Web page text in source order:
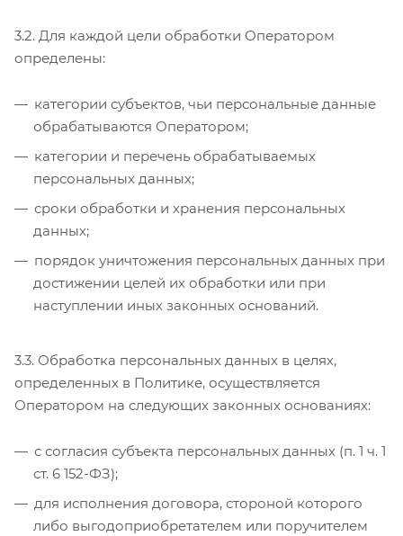
3.2. Для каждой цели обработки Оператором
определены:
категории субъектов, чьи персональные данные
обрабатываются Оператором;
категории и перечень обрабатываемых
персональных данных;
сроки обработки и хранения персональных
данных;
порядок уничтожения персональных данных при
достижении целей их обработки или при
наступлении иных законных оснований.
3.3. Обработка персональных данных в целях,
определенных в Политике, осуществляется
Оператором на следующих законных основаниях:
с согласия субъекта персональных данных (п. 1 ч. 1
ст. 6 152-ФЗ);
для исполнения договора, стороной которого
либо выгодоприобретателем или поручителем